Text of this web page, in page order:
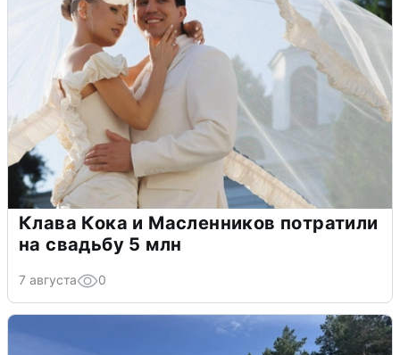
Клава Кока и Масленников потратили
на свадьбу 5 млн
7 августа 0